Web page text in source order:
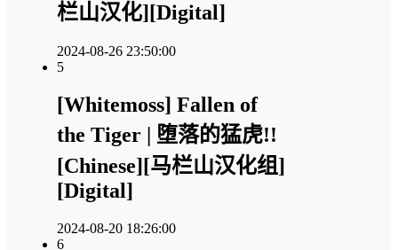
栏山汉化][Digital]
2024-08-26 23:50:00
5
[Whitemoss] Fallen of
the Tiger | 堕落的猛虎!!
[Chinese][马栏山汉化组]
[Digital]
2024-08-20 18:26:00
6